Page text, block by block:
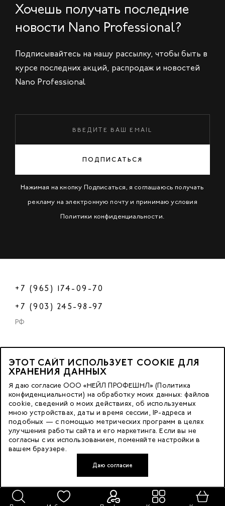
Хочешь получать последние
новости Nano Professional?
Подписывайтесь на нашу рассылку, чтобы быть в
курсе последних акций, распродаж и новостей
Nano Professional
ПОДПИСАТЬСЯ
Нажимая на кнопку Подписаться, я соглашаюсь получать
рекламу на электронную почту и принимаю условия
Политики конфиденциальности.
+7 (965) 174-09-70
+7 (903) 245-98-97
РФ
2023 © OOO «Нейл Профешнл».
Все права защищены.
Разработка сайта — FACE FAMILY
Москва, м. Калужская,
ул. Бутлерова д. 17
«БЦ Нео Гео»^
этаж. 3, офис 3079
ЭТОТ САЙТ ИСПОЛЬЗУЕТ COOKIE ДЛЯ
ХРАНЕНИЯ ДАННЫХ
Я даю согласие ООО «НЕЙЛ ПРОФЕШНЛ» (Политика
конфиденциальности) на обработку моих данных: файлов
cookie, сведений о моих действиях, об используемых
мною устройствах, даты и время сессии, IP-адреса и
подобных — с помощью метрических программ в целях
улучшения работы сайта и его маркетинга. Если вы не
согласны с их использованием, поменяйте настройки в
вашем браузере.
Даю согласие